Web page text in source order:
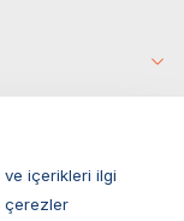
içerikleri ilgi
çerezler